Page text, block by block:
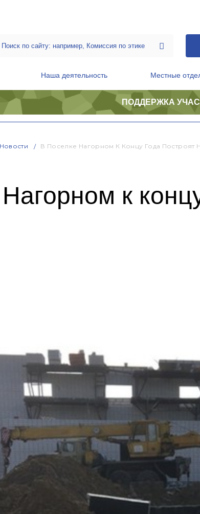
Наша деятельность Местные
ПОДДЕРЖКА
Новости В Поселке Нагорном К Концу Года Построят
к